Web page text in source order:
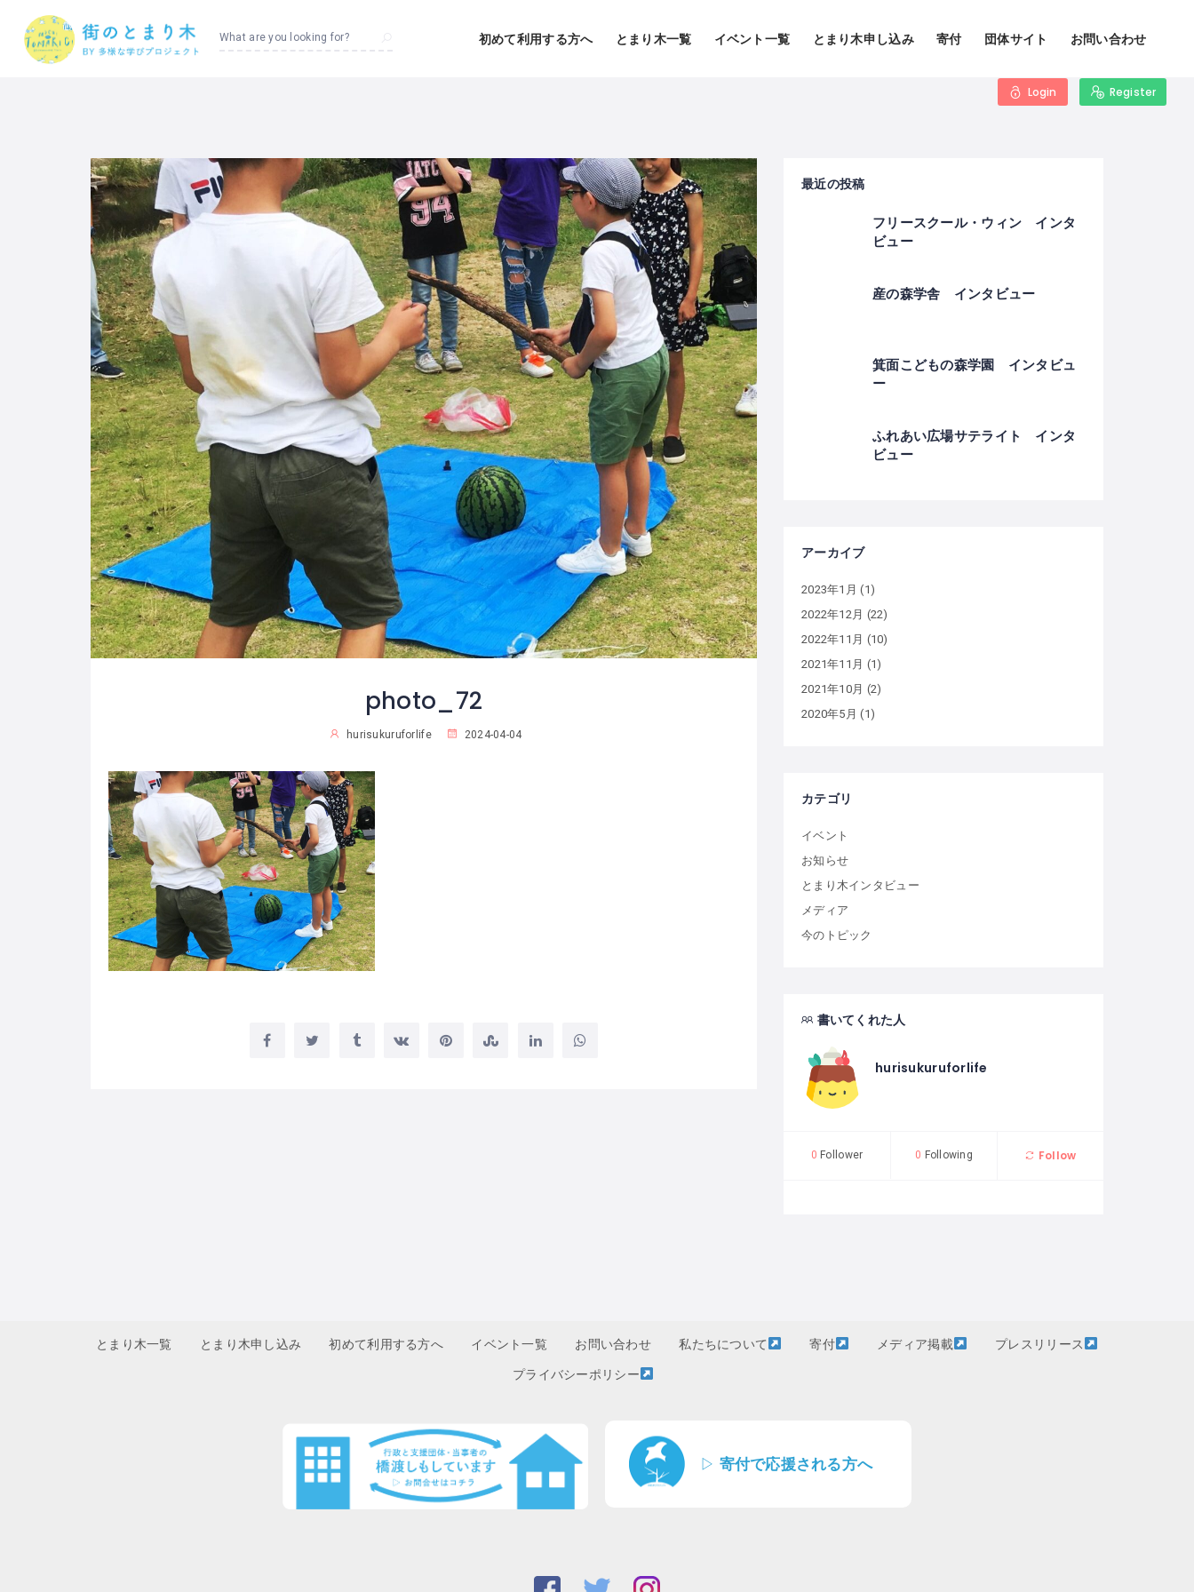
What are you looking for? 初めて利用する方へ とまり木一覧 イベント一覧 とまり木申し込み 寄付 団体サイト お問い合わせ
Login Register
photo_72
hurisukuruforlife 2024-04-04
最近の投稿
フリースクール・ウィン インタ
ビュー
産の森学舎 インタビュー
箕面こどもの森学園 インタビュ
ー
ふれあい広場サテライト インタ
ビュー
アーカイブ
2023年1月 (1)
2022年12月 (22)
2022年11月 (10)
2021年11月 (1)
2021年10月 (2)
2020年5月 (1)
カテゴリ
イベント
お知らせ
とまり木インタビュー
メディア
今のトピック
書いてくれた人
hurisukuruforlife
0 Follower 0 Following Follow
とまり木一覧 とまり木申し込み 初めて利用する方へ イベント一覧 お問い合わせ 私たちについて 寄付 メディア掲載 プレスリリース
プライバシーポリシー
▷ 寄付で応援される方へ